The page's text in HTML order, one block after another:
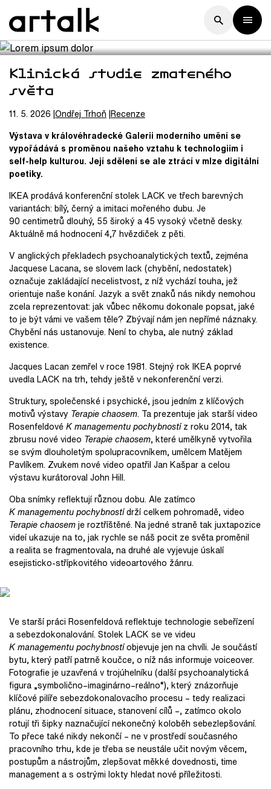
Klinická studie zmateného
světa
11. 5. 2026 Ondřej Trhoň Recenze
Výstava v královéhradecké Galerii moderního umění se
vypořádává s proměnou našeho vztahu k technologiím i
self-help kulturou. Její sdělení se ale ztrácí v mlze digitální
poetiky.
IKEA prodává konferenční stolek LACK ve třech barevných
variantách: bílý, černý a imitaci mořeného dubu. Je
90 centimetrů dlouhý, 55 široký a 45 vysoký včetně desky.
Aktuálně má hodnocení 4,7 hvězdiček z pěti.
V anglických překladech psychoanalytických textů, zejména
Jacquese Lacana, se slovem lack (chybění, nedostatek)
označuje zakládající necelistvost, z níž vychází touha, jež
orientuje naše konání. Jazyk a svět znaků nás nikdy nemohou
zcela reprezentovat: jak vůbec někomu dokonale popsat, jaké
to je být vámi ve vašem těle? Zbývají nám jen nepřímé náznaky.
Chybění nás ustanovuje. Není to chyba, ale nutný základ
existence.
Jacques Lacan zemřel v roce 1981. Stejný rok IKEA poprvé
uvedla LACK na trh, tehdy ještě v nekonferenční verzi.
Struktury, společenské i psychické, jsou jedním z klíčových
motivů výstavy Terapie chaosem. Ta prezentuje jak starší video
RosenfeldovéK managementu pochybnostíz roku 2014, tak
zbrusu nové video Terapie chaosem, které umělkyně vytvořila
se svým dlouholetým spolupracovníkem, umělcem Matějem
Pavlíkem. Zvukem nové video opatřil Jan Kašpar a celou
výstavu kurátoroval John Hill.
Oba snímky reflektují různou dobu. Ale zatímco
K managementu pochybnostídrží celkem pohromadě, video
Terapie chaosemje roztříštěné. Na jedné straně tak juxtapozice
videí ukazuje na to, jak rychle se náš pocit ze světa proměnil
a realita se fragmentovala, na druhé ale vyjevuje úskalí
esejisticko-střípkovitého videoartového žánru.
Ve starší práci Rosenfeldová reflektuje technologie sebeřízení
a sebezdokonalování. Stolek LACK se ve videu
K managementu pochybnostíobjevuje jen na chvíli. Je součástí
bytu, který patří patrně koučce, o níž nás informuje voiceover.
Fotografie je uzavřená v trojúhelníku (další psychoanalytická
figura „symbolično–imaginárno–reálno“), který znázorňuje
klíčové pilíře sebezdokonalovacího procesu – tedy realizaci
plánu, zhodnocení situace, stanovení cílů –, zatímco okolo
rotují tři šipky naznačující nekonečný koloběh sebezlepšování.
To přece také nikdy nekončí – ne v prostředí současného
pracovního trhu, kde je třeba se neustále učit novým věcem,
postupům a nástrojům, zlepšovat měkké dovednosti, time
management a s ostrými lokty hledat nové příležitosti.